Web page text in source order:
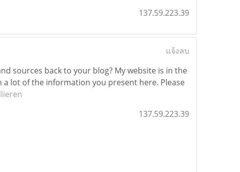
137.59.223.39
แจ้งลบ
sources back to your blog? My website is in the
lot of the information you present here. Please
137.59.223.39